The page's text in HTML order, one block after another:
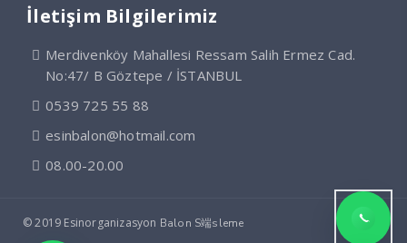
İletişim Bilgilerimiz
Merdivenköy Mahallesi Ressam Salih Ermez Cad.
No:47/ B Göztepe / İSTANBUL
0539 725 55 88
esinbalon@hotmail.com
08.00-20.00
© 2019 Esinorganizasyon Balon S端sleme